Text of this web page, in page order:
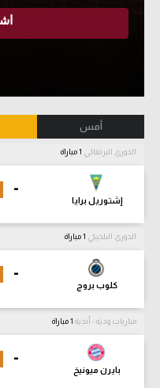
أمس
الدوري البرتغالي
-
إشتوريل برايا
الدوري البلجيكي
-
كلوب بروج
مباريات ودية - أندية
-
بايرن ميونيخ